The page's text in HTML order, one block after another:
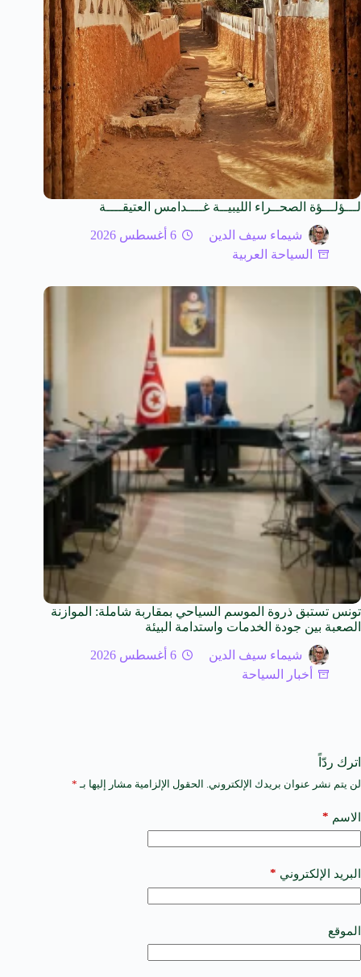
لـــؤلـــؤة الصحــراء الليبيــة غــــدامس العتيقــــة
شيماء سيف الدين
6 أغسطس 2026
السياحة العربية
تونس تستبق ذروة الموسم السياحي بمقاربة شاملة: الموازنة
الصعبة بين جودة الخدمات واستدامة البيئة
شيماء سيف الدين
6 أغسطس 2026
أخبار السياحة
اترك ردّاً
لن يتم نشر عنوان بريدك الإلكتروني. الحقول الإلزامية مشار إليها بـ *
الاسم *
البريد الإلكتروني *
الموقع
A
t
e
a
t
i
e
: